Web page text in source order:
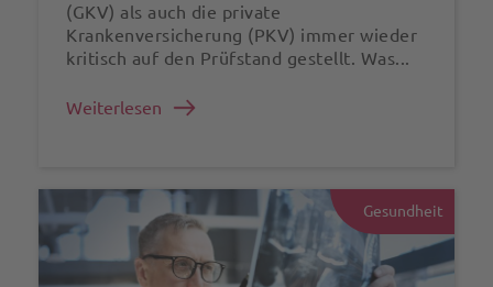
(GKV) als auch die private
Krankenversicherung (PKV) immer wieder
kritisch auf den Prüfstand gestellt. Was...
Weiterlesen
Gesundheit